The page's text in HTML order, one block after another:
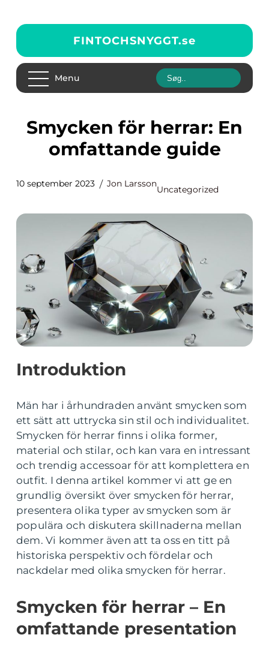
FINTOCHSNYGGT.se
Menu
Smycken för herrar: En
omfattande guide
10 september 2023 Jon Larsson
Uncategorized
Introduktion
Män har i århundraden använt smycken som
ett sätt att uttrycka sin stil och individualitet.
Smycken för herrar finns i olika former,
material och stilar, och kan vara en intressant
och trendig accessoar för att komplettera en
outfit. I denna artikel kommer vi att ge en
grundlig översikt över smycken för herrar,
presentera olika typer av smycken som är
populära och diskutera skillnaderna mellan
dem. Vi kommer även att ta oss en titt på
historiska perspektiv och fördelar och
nackdelar med olika smycken för herrar.
Smycken för herrar – En
omfattande presentation